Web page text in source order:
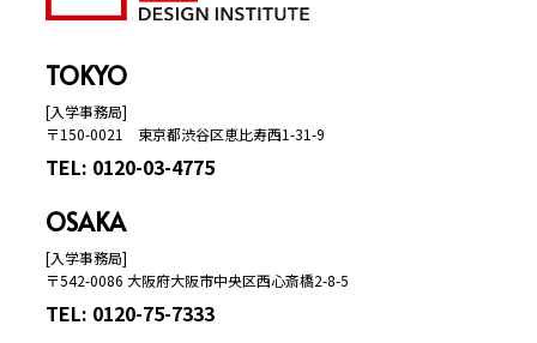
TOKYO
[入学事務局]
〒150-0021 東京都渋谷区恵比寿西1-31-9
TEL: 0120-03-4775
OSAKA
[入学事務局]
〒542-0086 大阪府大阪市中央区西心斎橋2-8-5
TEL: 0120-75-7333